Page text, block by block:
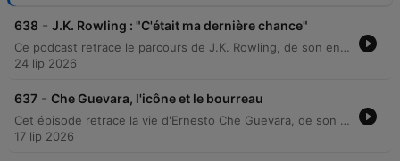
638 - J.K. Rowling : "C'était ma dernière chance"
Ce podcast retrace le parcours de J.K. Rowling, de son enfance modeste en Angleterre et ses épreuves personnelles marquées par la précarité et la maladie, jusqu'à l'ascension fulgurante de la saga Harry Potter. L'épisode explore sa transition de l'anonymat au succès mondial et analyse, avec Edwige Pasquet de Gallimard Jeunesse, les raisons de ce phénomène éditorial unique et sa volonté de diversifier son œuvre.
24 lip 2026
637 - Che Guevara, l'icône et le bourreau
Cet épisode retrace la vie d'Ernesto Che Guevara, de son enfance asthmatique en Argentine à son rôle de révolutionnaire en Cuba. Il explore sa transformation d'étudiant en médecine et voyageur en Amérique du Sud vers un chef de guérilla implacable, marqué par ses rencontres avec Fidel Castro. L'épisode analyse également l'ascension, la mythification et la fin tragique du révolutionnaire, de son rôle d'ambassadeur à son exécution en Bolivie. À travers un entretien avec l'écrivain Serge Raffi, nous explorons la construction du mythe romantique du Che, ses dérives politiques, ainsi que les mystères entourant sa mort.
17 lip 2026